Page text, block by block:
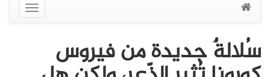
عرض
القائمة
سُلالةٌ جديدة من فيروس